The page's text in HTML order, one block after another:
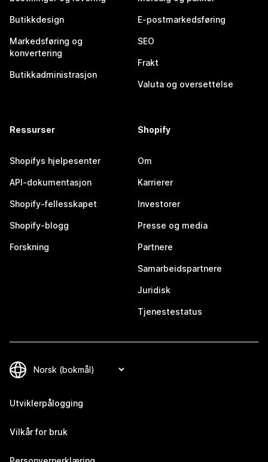
Butikkdesign
Markedsføring og
konvertering
Butikkadministrasjon
E-postmarkedsføring
SEO
Frakt
Valuta og oversettelse
Ressurser
Shopifys hjelpesenter
API-dokumentasjon
Shopify-fellesskapet
Shopify-blogg
Forskning
Shopify
Om
Karrierer
Investorer
Presse og media
Partnere
Samarbeidspartnere
Juridisk
Tjenestestatus
Utviklerpålogging
Vilkår for bruk